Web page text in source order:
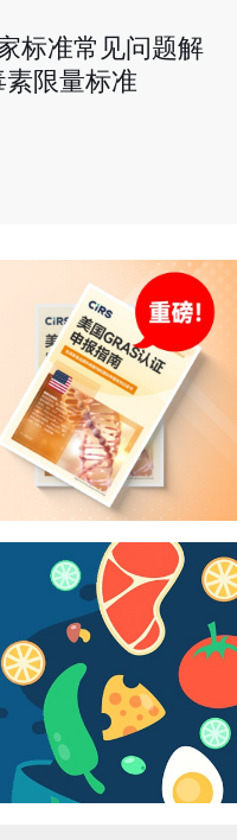
标准常见问题解
限量标准